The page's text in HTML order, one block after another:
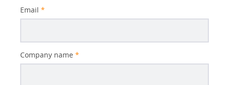
Email *
Company name *